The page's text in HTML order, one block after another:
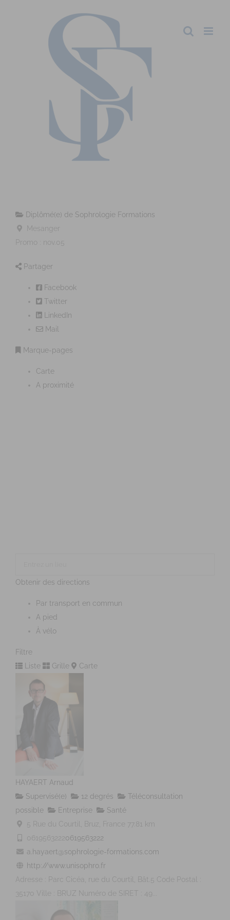
Diplômé(e) de Sophrologie Formations
Mesanger
Promo : nov.05
Partager
Facebook
Twitter
LinkedIn
Mail
Marque-pages
Carte
A proximité
Obtenir des directions
Par transport en commun
A pied
À vélo
Filtre
Liste
Grille Carte
HAYAERT Arnaud
Supervisé(e)
12 degrés
Téléconsultation
possible
Entreprise
Santé
5 Rue du Courtil, Bruz, France
77.81 km
06195632220619563222
a.hayaert@sophrologie-formations.com
http://www.unisophro.fr
Adresse : Parc Cicéa, rue du Courtil, Bât.5 Code Postal :
35170 Ville : BRUZ Numéro de SIRET : 49...